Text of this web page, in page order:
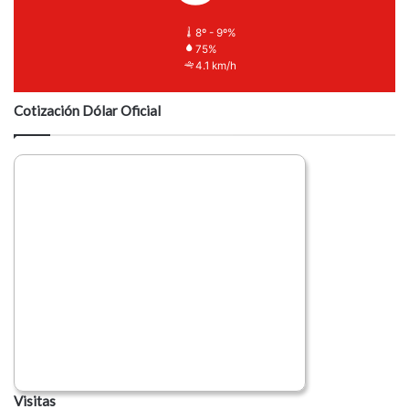
8º - 9º%
75%
4.1 km/h
Cotización Dólar Oficial
Visitas